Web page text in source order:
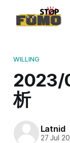
WILLING
2023/
析
Latnid
27 Jul